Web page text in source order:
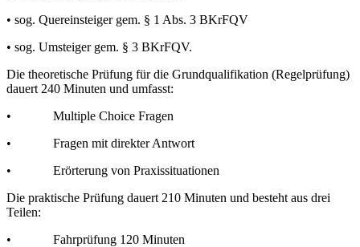
• sog. Quereinsteiger gem. § 1 Abs. 3 BKrFQV
• sog. Umsteiger gem. § 3 BKrFQV.
Die theoretische Prüfung für die Grundqualifikation (Regelprüfung)
dauert 240 Minuten und umfasst:
• Multiple Choice Fragen
• Fragen mit direkter Antwort
• Erörterung von Praxissituationen
Die praktische Prüfung dauert 210 Minuten und besteht aus drei
Teilen:
• Fahrprüfung 120 Minuten